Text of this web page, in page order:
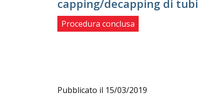
capping/decapping di tubi
Procedura conclusa
Pubblicato il 15/03/2019